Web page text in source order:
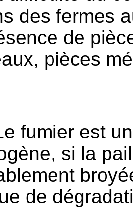
des fermes
de
pièces
fumier est
si la
de